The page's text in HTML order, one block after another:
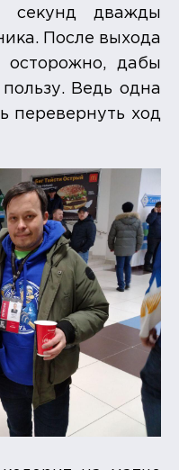
секунд дважды
После выхода
осторожно, дабы
Ведь одна
перевернуть ход